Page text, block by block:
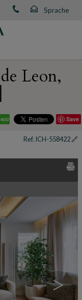
Leon,
Save
Ref. ICH-558422🔗
>